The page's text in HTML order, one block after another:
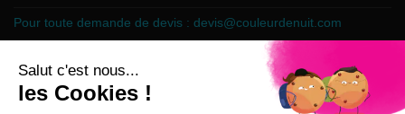
Pour toute demande de devis : devis@couleurdenuit.com
Marchand approuvé par la Société des Avis Garantis,cliquez ici pour
vérifier .